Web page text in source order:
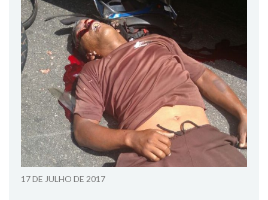
17 DE JULHO DE 2017